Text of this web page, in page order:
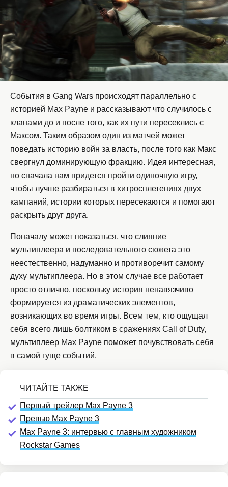
События в Gang Wars происходят параллельно с
историей Max Payne и рассказывают что случилось с
кланами до и после того, как их пути пересеклись с
Максом. Таким образом один из матчей может
поведать историю войн за власть, после того как Макс
свергнул доминирующую фракцию. Идея интересная,
но сначала нам придется пройти одиночную игру,
чтобы лучше разбираться в хитросплетениях двух
кампаний, истории которых пересекаются и помогают
раскрыть друг друга.
Поначалу может показаться, что слияние
мультиплеера и последовательного сюжета это
неестественно, надуманно и противоречит самому
духу мультиплеера. Но в этом случае все работает
просто отлично, поскольку история ненавязчиво
формируется из драматических элементов,
возникающих во время игры. Всем тем, кто ощущал
себя всего лишь болтиком в сражениях Call of Duty,
мультиплеер Max Payne поможет почувствовать себя
в самой гуще событий.
Первый трейлер Max Payne 3
Превью Max Payne 3
Max Payne 3: интервью с главным художником
Rockstar Games